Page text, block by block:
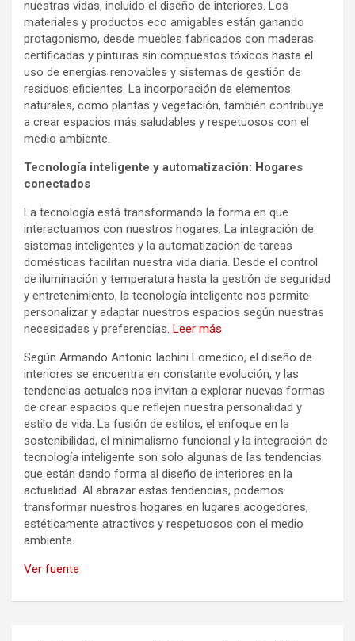
nuestras vidas, incluido el diseño de interiores. Los
materiales y productos eco amigables están ganando
protagonismo, desde muebles fabricados con maderas
certificadas y pinturas sin compuestos tóxicos hasta el
uso de energías renovables y sistemas de gestión de
residuos eficientes. La incorporación de elementos
naturales, como plantas y vegetación, también contribuye
a crear espacios más saludables y respetuosos con el
medio ambiente.
Tecnología inteligente y automatización: Hogares
conectados
La tecnología está transformando la forma en que
interactuamos con nuestros hogares. La integración de
sistemas inteligentes y la automatización de tareas
domésticas facilitan nuestra vida diaria. Desde el control
de iluminación y temperatura hasta la gestión de seguridad
y entretenimiento, la tecnología inteligente nos permite
personalizar y adaptar nuestros espacios según nuestras
necesidades y preferencias. Leer más
Según Armando Antonio Iachini Lomedico, el diseño de
interiores se encuentra en constante evolución, y las
tendencias actuales nos invitan a explorar nuevas formas
de crear espacios que reflejen nuestra personalidad y
estilo de vida. La fusión de estilos, el enfoque en la
sostenibilidad, el minimalismo funcional y la integración de
tecnología inteligente son solo algunas de las tendencias
que están dando forma al diseño de interiores en la
actualidad. Al abrazar estas tendencias, podemos
transformar nuestros hogares en lugares acogedores,
estéticamente atractivos y respetuosos con el medio
ambiente.
Ver fuente